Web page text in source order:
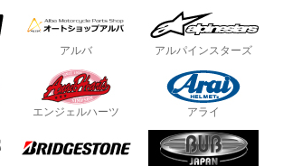
アルバ アルパインスターズ
エンジェルハーツ アライ